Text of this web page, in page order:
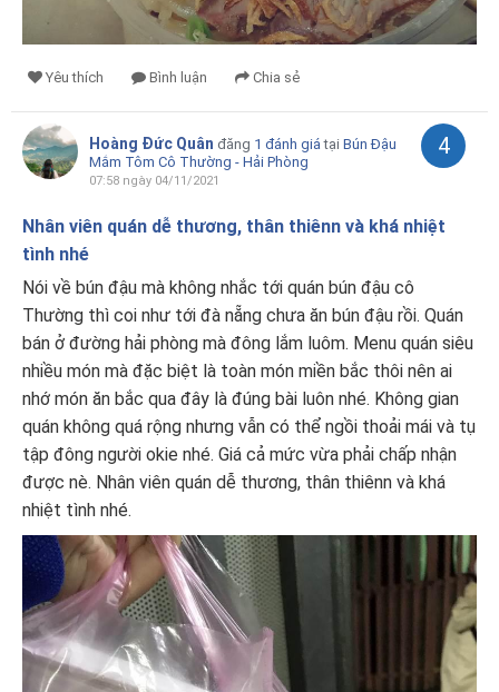
Yêu thích Bình luận Chia sẻ
Hoàng Đức Quân đăng 1 đánh giá tại Bún Đậu
Mắm Tôm Cô Thường - Hải Phòng
07:58 ngày 04/11/2021
4
Nhân viên quán dễ thương, thân thiênn và khá nhiệt
tình nhé
Nói về bún đậu mà không nhắc tới quán bún đậu cô
Thường thì coi như tới đà nẵng chưa ăn bún đậu rồi. Quán
bán ở đường hải phòng mà đông lắm luôm. Menu quán siêu
nhiều món mà đặc biệt là toàn món miền bắc thôi nên ai
nhớ món ăn bắc qua đây là đúng bài luôn nhé. Không gian
quán không quá rộng nhưng vẫn có thể ngồi thoải mái và tụ
tập đông người okie nhé. Giá cả mức vừa phải chấp nhận
được nè. Nhân viên quán dễ thương, thân thiênn và khá
nhiệt tình nhé.